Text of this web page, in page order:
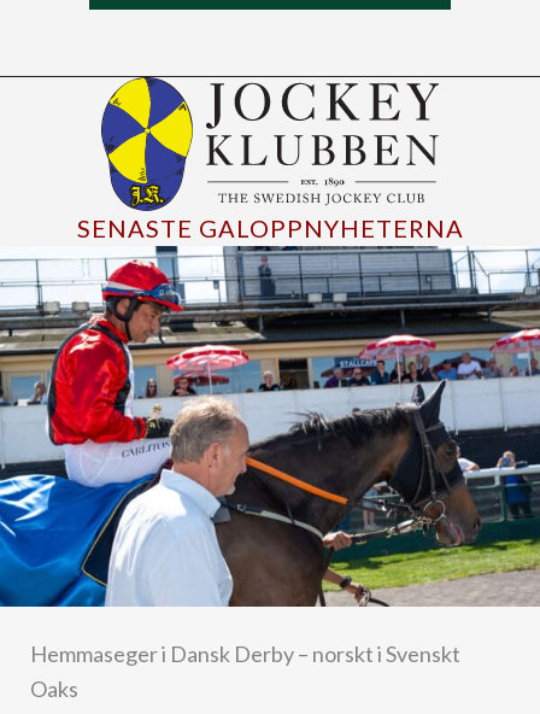
SENASTE GALOPPNYHETERNA
Hemmaseger i Dansk Derby – norskt i Svenskt
Oaks